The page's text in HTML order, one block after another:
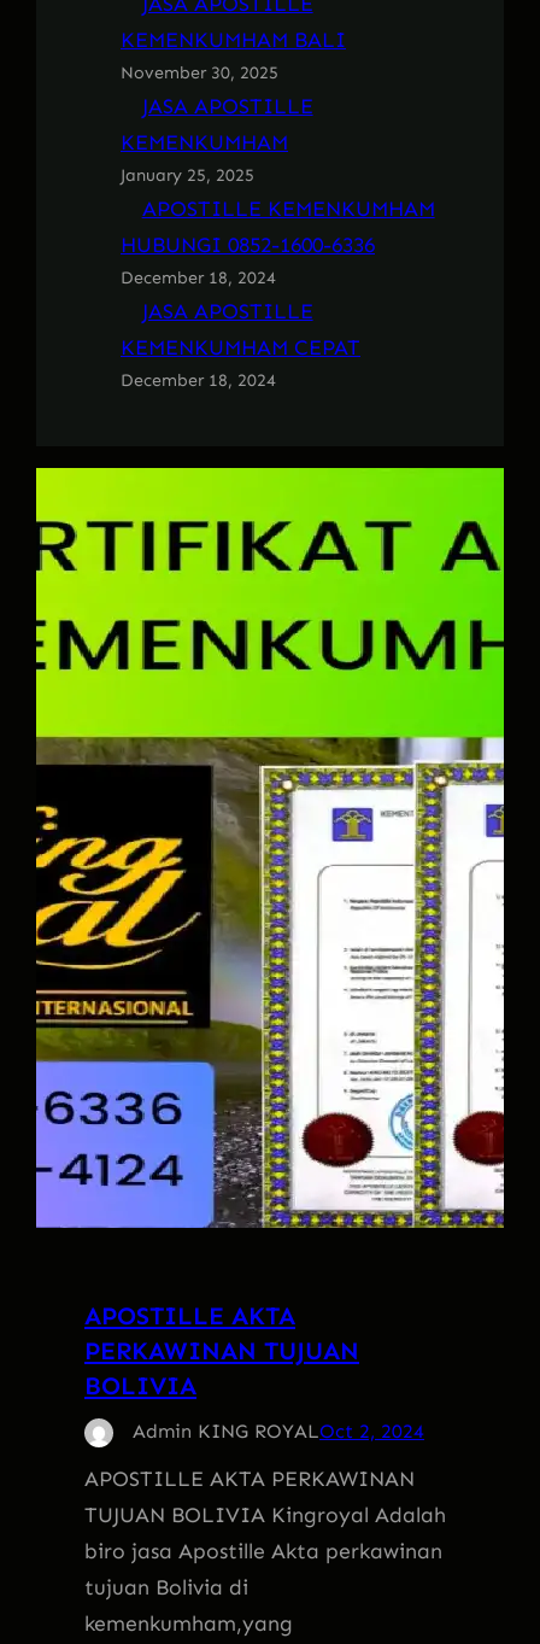
KEMENKUMHAM BALI
November 30, 2025
JASA APOSTILLE
KEMENKUMHAM
January 25, 2025
APOSTILLE KEMENKUMHAM
HUBUNGI 0852-1600-6336
December 18, 2024
JASA APOSTILLE
KEMENKUMHAM CEPAT
December 18, 2024
APOSTILLE AKTA
PERKAWINAN TUJUAN
BOLIVIA
Admin KING ROYALOct 2, 2024
APOSTILLE AKTA PERKAWINAN
TUJUAN BOLIVIA Kingroyal Adalah
biro jasa Apostille Akta perkawinan
tujuan Bolivia di
kemenkumham,yang